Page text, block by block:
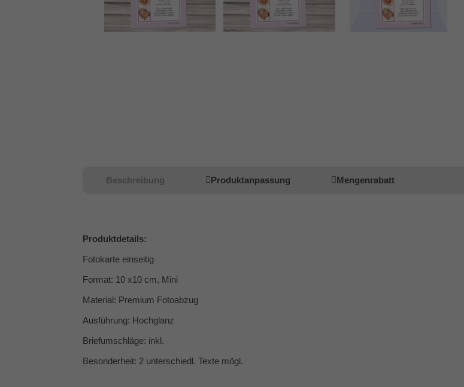
Beschreibung Produktanpassung Mengenrabatt
Produktdetails:
Fotokarte einseitig
Format: 10 x10 cm, Mini
Material: Premium Fotoabzug
Ausführung: Hochglanz
Briefumschläge: inkl.
Besonderheit: 2 unterschiedl. Texte mögl.